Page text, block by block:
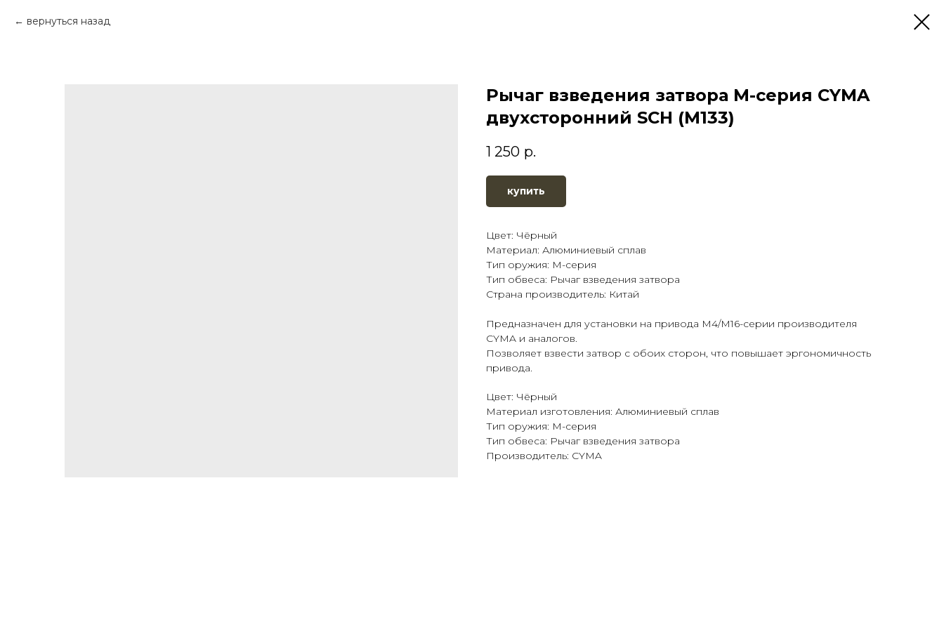
вернуться назад
Рычаг взведения затвора М-серия CYMA
двухсторонний SCH (M133)
1 250 р.
купить
Цвет: Чёрный
Материал: Алюминиевый сплав
Тип оружия: М-серия
Тип обвеса: Рычаг взведения затвора
Страна производитель: Китай
Предназначен для установки на привода M4/M16-серии производителя
CYMA и аналогов.
Позволяет взвести затвор с обоих сторон, что повышает эргономичность
привода.
Цвет: Чёрный
Материал изготовления: Алюминиевый сплав
Тип оружия: M-серия
Тип обвеса: Рычаг взведения затвора
Производитель: CYMA